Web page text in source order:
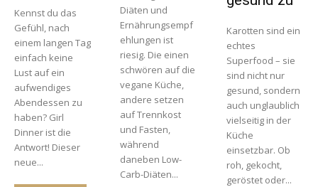
Kennst du das
Gefühl, nach
einem langen Tag
einfach keine
Lust auf ein
aufwendiges
Abendessen zu
haben? Girl
Dinner ist die
Antwort! Dieser
neue...
Diäten und
Ernährungsempf
ehlungen ist
riesig. Die einen
schwören auf die
vegane Küche,
andere setzen
auf Trennkost
und Fasten,
während
daneben Low-
Carb-Diäten...
Karotten sind ein
echtes
Superfood – sie
sind nicht nur
gesund, sondern
auch unglaublich
vielseitig in der
Küche
einsetzbar. Ob
roh, gekocht,
geröstet oder...